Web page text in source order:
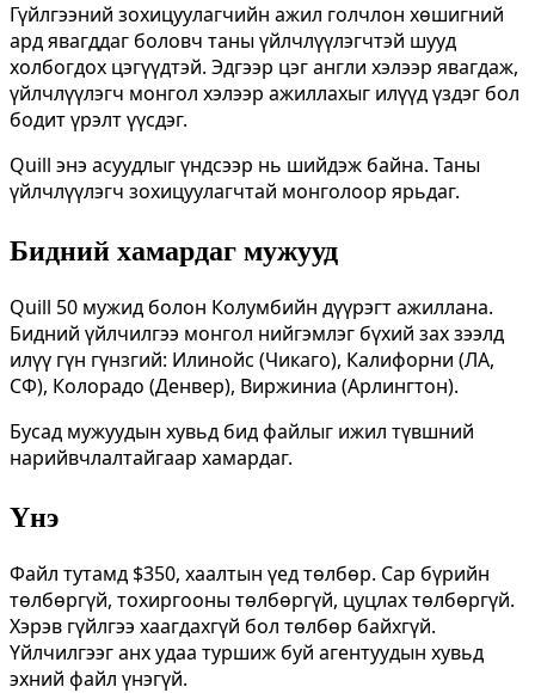
Гүйлгээний зохицуулагчийн ажил голчлон хөшигний
ард явагддаг боловч таны үйлчлүүлэгчтэй шууд
холбогдох цэгүүдтэй. Эдгээр цэг англи хэлээр явагдаж,
үйлчлүүлэгч монгол хэлээр ажиллахыг илүүд үздэг бол
бодит үрэлт үүсдэг.
Quill энэ асуудлыг үндсээр нь шийдэж байна. Таны
үйлчлүүлэгч зохицуулагчтай монголоор ярьдаг.
Бидний хамардаг мужууд
Quill 50 мужид болон Колумбийн дүүрэгт ажиллана.
Бидний үйлчилгээ монгол нийгэмлэг бүхий зах зээлд
илүү гүн гүнзгий: Илинойс (Чикаго), Калифорни (ЛА,
СФ), Колорадо (Денвер), Виржиниа (Арлингтон).
Бусад мужуудын хувьд бид файлыг ижил түвшний
нарийвчлалтайгаар хамардаг.
Үнэ
Файл тутамд $350, хаалтын үед төлбөр. Сар бүрийн
төлбөргүй, тохиргооны төлбөргүй, цуцлах төлбөргүй.
Хэрэв гүйлгээ хаагдахгүй бол төлбөр байхгүй.
Үйлчилгээг анх удаа туршиж буй агентуудын хувьд
эхний файл үнэгүй.